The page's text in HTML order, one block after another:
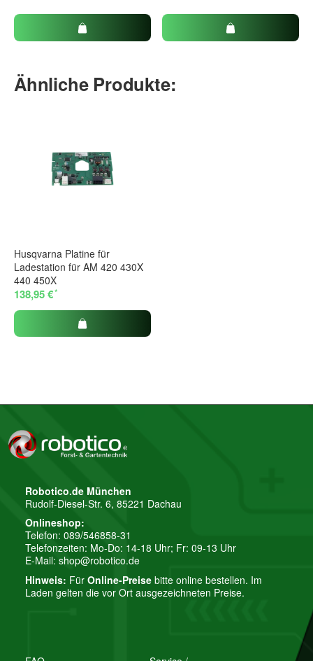
Ähnliche Produkte:
Husqvarna Platine für
Ladestation für AM 420 430X
440 450X
138,95 €*
Robotico.de München
Rudolf-Diesel-Str. 6, 85221 Dachau
Onlineshop:
Telefon: 089/546858-31
Telefonzeiten: Mo-Do: 14-18 Uhr; Fr: 09-13 Uhr
E-Mail: shop@robotico.de
Hinweis: Für Online-Preise bitte online bestellen. Im
Laden gelten die vor Ort ausgezeichneten Preise.